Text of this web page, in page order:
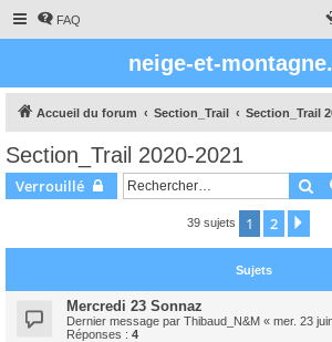
FAQ
neige-et-
Accueil du forum Section_Trail Section_Trail
Section_Trail 2020-2021
Verrouillé
39 sujets 1 2
Sujets
Mercredi 23 Sonnaz
Dernier message par Thibaud_N&M « mer. 23
Réponses : 4